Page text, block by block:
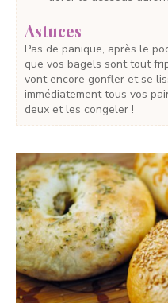
Astuces
Pas de panique, après le pochage, vous aurez l’impression
que vos bagels sont tout
vont encore gonfler et se
immédiatement tous vos
deux et les congeler !